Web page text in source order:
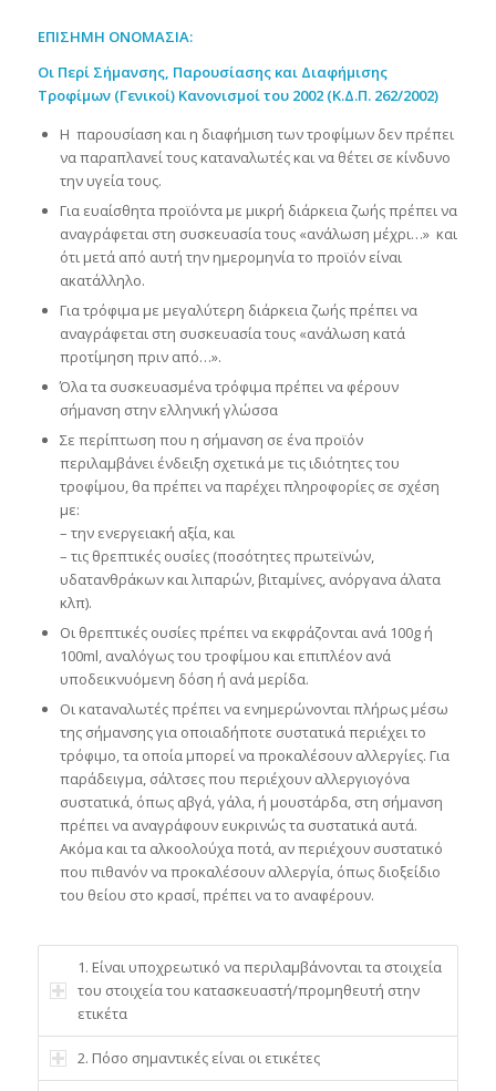
ΕΠΙΣΗΜΗ ΟΝΟΜΑΣΙΑ:
Οι Περί Σήμανσης, Παρουσίασης και Διαφήμισης
Τροφίμων (Γενικοί) Κανονισμοί του 2002 (Κ.Δ.Π. 262/2002)
Η παρουσίαση και η διαφήμιση των τροφίμων δεν πρέπει
να παραπλανεί τους καταναλωτές και να θέτει σε κίνδυνο
την υγεία τους.
Για ευαίσθητα προϊόντα με μικρή διάρκεια ζωής πρέπει να
αναγράφεται στη συσκευασία τους «ανάλωση μέχρι…» και
ότι μετά από αυτή την ημερομηνία το προϊόν είναι
ακατάλληλο.
Για τρόφιμα με μεγαλύτερη διάρκεια ζωής πρέπει να
αναγράφεται στη συσκευασία τους «ανάλωση κατά
προτίμηση πριν από…».
Όλα τα συσκευασμένα τρόφιμα πρέπει να φέρουν
σήμανση στην ελληνική γλώσσα
Σε περίπτωση που η σήμανση σε ένα προϊόν
περιλαμβάνει ένδειξη σχετικά με τις ιδιότητες του
τροφίμου, θα πρέπει να παρέχει πληροφορίες σε σχέση
με:
– την ενεργειακή αξία, και
– τις θρεπτικές ουσίες (ποσότητες πρωτεϊνών,
υδατανθράκων και λιπαρών, βιταμίνες, ανόργανα άλατα
κλπ).
Οι θρεπτικές ουσίες πρέπει να εκφράζονται ανά 100g ή
100ml, αναλόγως του τροφίμου και επιπλέον ανά
υποδεικνυόμενη δόση ή ανά μερίδα.
Οι καταναλωτές πρέπει να ενημερώνονται πλήρως μέσω
της σήμανσης για οποιαδήποτε συστατικά περιέχει το
τρόφιμο, τα οποία μπορεί να προκαλέσουν αλλεργίες. Για
παράδειγμα, σάλτσες που περιέχουν αλλεργιογόνα
συστατικά, όπως αβγά, γάλα, ή μουστάρδα, στη σήμανση
πρέπει να αναγράφουν ευκρινώς τα συστατικά αυτά.
Ακόμα και τα αλκοολούχα ποτά, αν περιέχουν συστατικό
που πιθανόν να προκαλέσουν αλλεργία, όπως διοξείδιο
του θείου στο κρασί, πρέπει να το αναφέρουν.
1. Είναι υποχρεωτικό να περιλαμβάνονται τα στοιχεία
του στοιχεία του κατασκευαστή/προμηθευτή στην
ετικέτα
2. Πόσο σημαντικές είναι οι ετικέτες